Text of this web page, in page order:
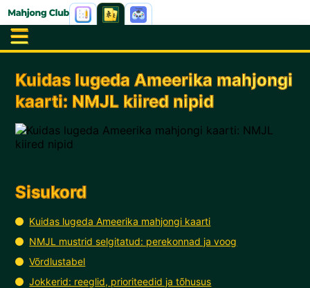
Kuidas lugeda Ameerika mahjongi
kaarti: NMJL kiired nipid
Sisukord
Kuidas lugeda Ameerika mahjongi kaarti
NMJL mustrid selgitatud: perekonnad ja voog
Võrdlustabel
Jokkerid: reeglid, prioriteedid ja tõhusus